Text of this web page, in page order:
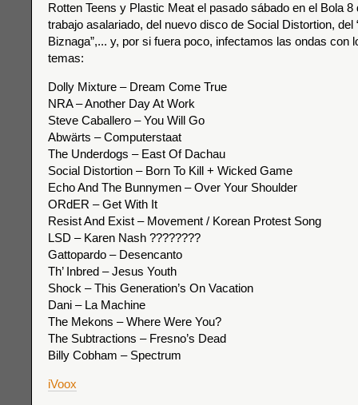
Rotten Teens y Plastic Meat el pasado sábado en el Bola 8
trabajo asalariado, del nuevo disco de Social Distortion, del
Biznaga”,... y, por si fuera poco, infectamos las ondas con
temas:
Dolly Mixture – Dream Come True
NRA – Another Day At Work
Steve Caballero – You Will Go
Abwärts – Computerstaat
The Underdogs – East Of Dachau
Social Distortion – Born To Kill + Wicked Game
Echo And The Bunnymen – Over Your Shoulder
ORdER – Get With It
Resist And Exist – Movement / Korean Protest Song
LSD – Karen Nash ????????
Gattopardo – Desencanto
Th’ Inbred – Jesus Youth
Shock – This Generation’s On Vacation
Dani – La Machine
The Mekons – Where Were You?
The Subtractions – Fresno’s Dead
Billy Cobham – Spectrum
iVoox